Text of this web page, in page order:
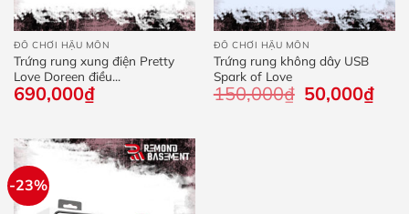
ĐỒ CHƠI HẬU MÔN
Trứng rung xung điện Pretty
Love Doreen điều...
690,000₫
ĐỒ CHƠI HẬU MÔN
Trứng rung không dây USB
Spark of Love
150,000₫ Giá
gốc
50,000₫Giá
hiện
-23%